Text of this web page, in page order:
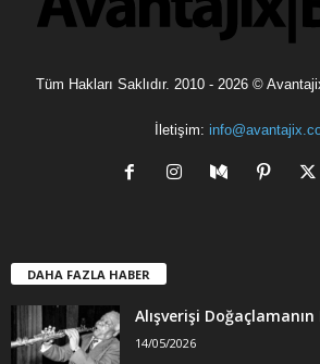
Tüm Hakları Saklıdır. 2010 - 2026 ©
İletişim:
DAHA FAZLA HABER
Alışverişi Doğaçlamanın
14/05/2026